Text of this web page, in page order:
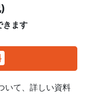
きます
て、 詳しい資料